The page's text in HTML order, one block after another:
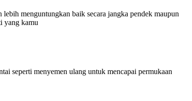
menguntungkan baik secara jangka pendek maupun
yang kamu
seperti menyemen ulang untuk mencapai permukaan